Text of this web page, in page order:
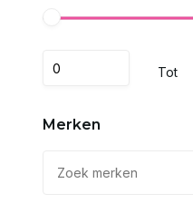
Tot
Merken